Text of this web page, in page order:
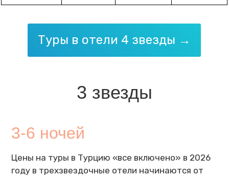
Туры в отели 4 звезды →
3 звезды
3-6 ночей
Цены на туры в Турцию «все включено» в 2026
году в трехзвездочные отели начинаются от